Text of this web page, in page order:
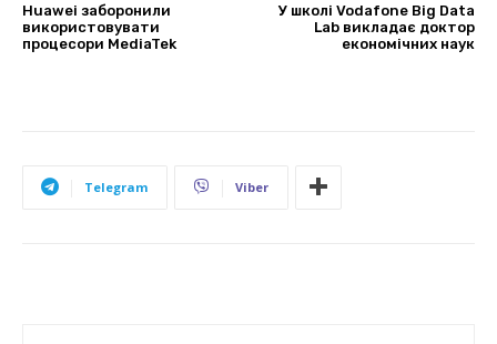
Huawei заборонили
використовувати
процесори MediaTek
У школі Vodafone Big Data
Lab викладає доктор
економічних наук
Telegram Viber